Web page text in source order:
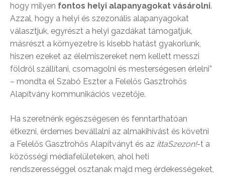
hogy milyen fontos helyi alapanyagokat vásárolni.
Azzal, hogy a helyi és szezonális alapanyagokat
választjuk, egyrészt a helyi gazdákat támogatjuk,
másrészt a környezetre is kisebb hatást gyakorlunk,
hiszen ezeket az élelmiszereket nem kellett messzi
földről szállítani, csomagolni és mesterségesen érlelni”
– mondta el Szabó Eszter a Felelős Gasztrohős
Alapítvány kommunikációs vezetője.
Ha szeretnénk egészségesen és fenntarthatóan
étkezni, érdemes bevállalni az almakihívást és követni
a Felelős Gasztrohős Alapítványt és az ittaSzezon!-t a
közösségi médiafelületeken, ahol heti
rendszerességgel osztanak majd meg érdekességeket,